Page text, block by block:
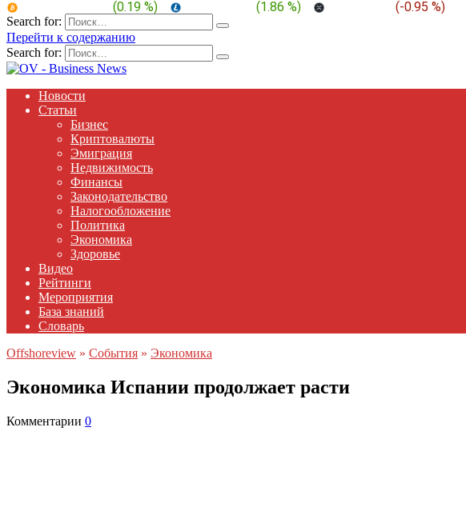
(0.19 %) (1.86 %) (-0.95 %)
Search for:
Перейти к содержанию
Search for:
Новости
Статьи
Бизнес
Криптовалюты
Эмиграция
Недвижимость
Финансы
Законодательство
Налогообложение
Политика
Экономика
Здоровье
Видео
Рейтинги
Мероприятия
База знаний
Словарь
Offshoreview » События » Экономика
Экономика Испании продолжает расти
Комментарии 0